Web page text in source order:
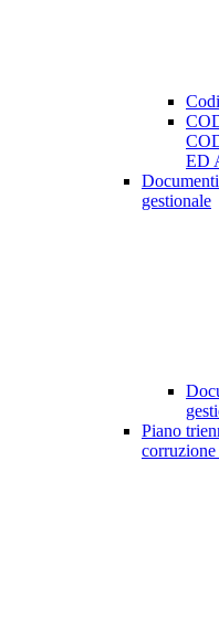
ED
gestionale
Piano
corruzione